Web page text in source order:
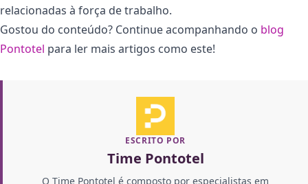
relacionadas à força de trabalho.
Gostou do conteúdo? Continue acompanhando o blog
Pontotel para ler mais artigos como este!
ESCRITO POR
Time Pontotel
O Time Pontotel é composto por especialistas em